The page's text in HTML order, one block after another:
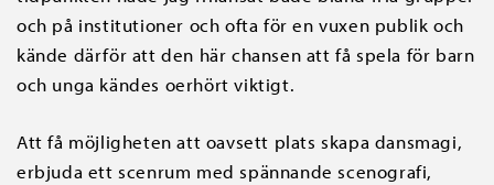
och på institutioner och ofta för en vuxen publik och
kände därför att den här chansen att få spela för barn
och unga kändes oerhört viktigt.
Att få möjligheten att oavsett plats skapa dansmagi,
erbjuda ett scenrum med spännande scenografi,